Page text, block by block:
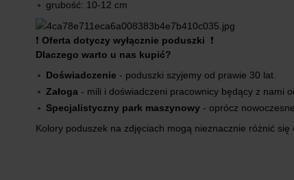
grubość: 10-12 cm
❗ Oferta dotyczy wyłącznie poduszki ❗
Dlaczego warto u nas kupić?
Doświadczenie - poduszki szyjemy od prawie 30 lat.
Załoga - mili i doświadczeni pracownicy będący z nami
Specjalistyczny park maszynowy - oprócz
Kolory poduszek na zdjęciach mogą nieznacznie różnić